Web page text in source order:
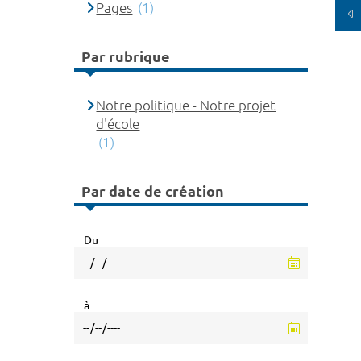
Pages (1)
Par rubrique
Notre politique - Notre projet
d'école
(1)
Par date de création
Du
à